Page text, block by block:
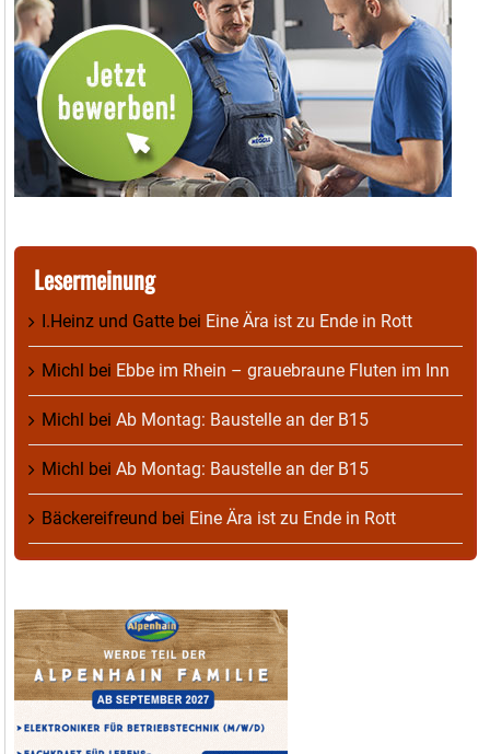
Lesermeinung
I.Heinz und Gatte bei Eine Ära ist zu Ende in Rott
Michl bei Ebbe im Rhein – grauebraune Fluten im Inn
Michl bei Ab Montag: Baustelle an der B15
Michl bei Ab Montag: Baustelle an der B15
Bäckereifreund bei Eine Ära ist zu Ende in Rott